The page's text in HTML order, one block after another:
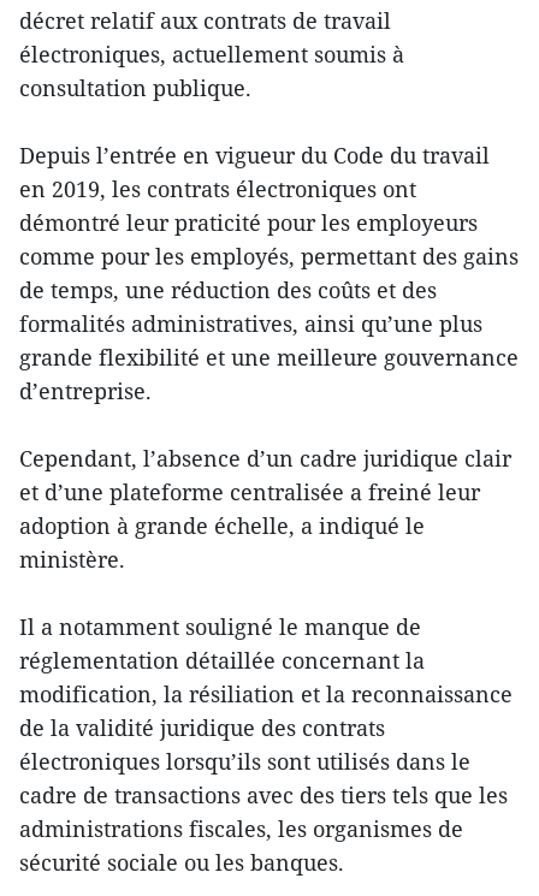
décret relatif aux contrats de travail
électroniques, actuellement soumis à
consultation publique.
Depuis l’entrée en vigueur du Code du travail
en 2019, les contrats électroniques ont
démontré leur praticité pour les employeurs
comme pour les employés, permettant des gains
de temps, une réduction des coûts et des
formalités administratives, ainsi qu’une plus
grande flexibilité et une meilleure gouvernance
d’entreprise.
Cependant, l’absence d’un cadre juridique clair
et d’une plateforme centralisée a freiné leur
adoption à grande échelle, a indiqué le
ministère.
Il a notamment souligné le manque de
réglementation détaillée concernant la
modification, la résiliation et la reconnaissance
de la validité juridique des contrats
électroniques lorsqu’ils sont utilisés dans le
cadre de transactions avec des tiers tels que les
administrations fiscales, les organismes de
sécurité sociale ou les banques.